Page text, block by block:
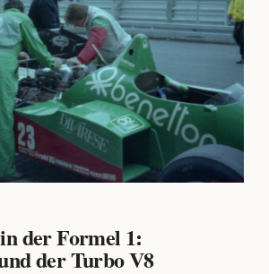
der Formel 1:
der Turbo V8